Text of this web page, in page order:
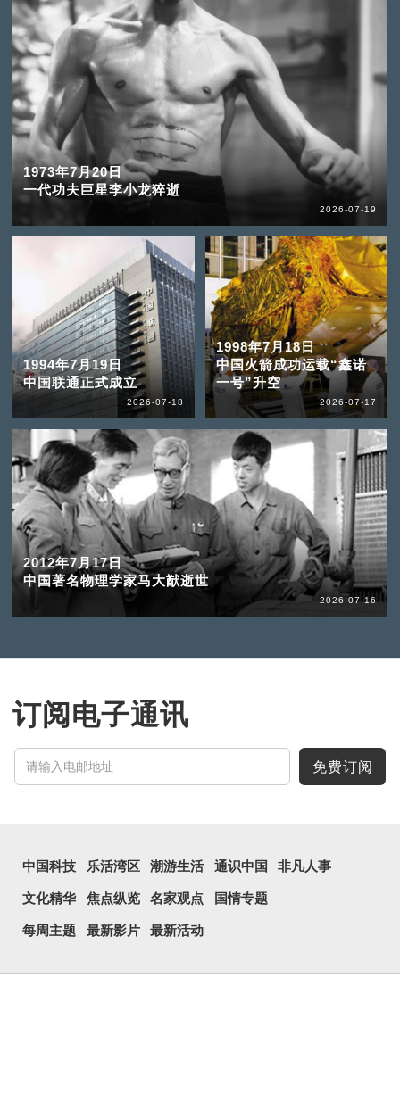
1973年7月20日
一代功夫巨星李小龙猝逝
2026-07-19
1994年7月19日
中国联通正式成立
2026-07-18
1998年7月18日
中国火箭成功运载“鑫诺
一号”升空
2026-07-17
2012年7月17日
中国著名物理学家马大猷逝世
2026-07-16
订阅电子通讯
免费订阅
中国科技 乐活湾区 潮游生活 通识中国 非凡人事
文化精华 焦点纵览 名家观点 国情专题
每周主题 最新影片 最新活动